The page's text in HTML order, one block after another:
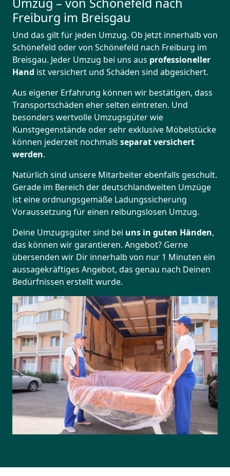
Freiburg im Breisgau
Und das gilt für jeden Umzug. Ob jetzt innerhalb von
Schönefeld oder von Schönefeld nach Freiburg im
Breisgau. Jeder Umzug bei uns aus professioneller
Hand ist versichert und Schäden sind abgesichert.
Aus eigener Erfahrung können wir bestätigen, dass
Transportschäden eher selten eintreten. Und
besonders wertvolle Umzugsgüter wie
Kunstgegenstände oder sehr exklusive Möbelstücke
können jederzeit nochmals separat versichert
werden.
Natürlich sind unsere Mitarbeiter ebenfalls geschult.
Gerade im Bereich der deutschlandweiten Umzüge
ist eine ordnungsgemäße Ladungssicherung
Voraussetzung für einen reibungslosen Umzug.
Deine Umzugsgüter sind bei uns in guten Händen,
das können wir garantieren. Angebot? Gerne
übersenden wir Dir innerhalb von nur 1 Minuten ein
aussagekräftiges Angebot, das genau nach Deinen
Bedürfnissen erstellt wurde.